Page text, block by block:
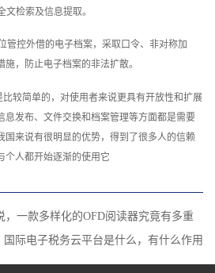
检索及信息提取。
管控外借的电子档案，采取口令、非对称加
，防止电子档案的非法扩散。
较简单的，对使用者来说更具有开放性和扩展
息发布、文件交换和档案管理等方面都是需要
国来说有很明显的优势，得到了很多人的信赖
个人都开始逐渐的使用它
，一款多样化的OFD阅读器究竟有多重
国际电子税务云平台是什么，有什么作用